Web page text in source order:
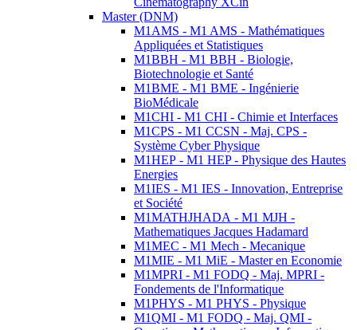
Master (DNM)
M1AMS - M1 AMS - Mathématiques
Appliquées et Statistiques
M1BBH - M1 BBH - Biologie,
Biotechnologie et Santé
M1BME - M1 BME - Ingénierie
BioMédicale
M1CHI - M1 CHI - Chimie et Interfaces
M1CPS - M1 CCSN - Maj. CPS -
Système Cyber Physique
M1HEP - M1 HEP - Physique des Hautes
Energies
M1IES - M1 IES - Innovation, Entreprise
et Société
M1MATHJHADA - M1 MJH -
Mathematiques Jacques Hadamard
M1MEC - M1 Mech - Mecanique
M1MIE - M1 MiE - Master en Economie
M1MPRI - M1 FODQ - Maj. MPRI -
Fondements de l'Informatique
M1PHYS - M1 PHYS - Physique
M1QMI - M1 FODQ - Maj. QMI -